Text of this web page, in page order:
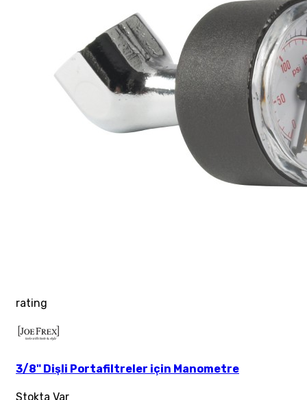
rating
3/8" Dişli Portafiltreler için Manometre
Stokta Var